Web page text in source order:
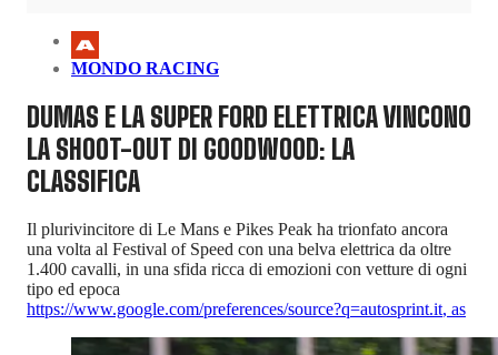
MONDO RACING
DUMAS E LA SUPER FORD ELETTRICA VINCONO
LA SHOOT-OUT DI GOODWOOD: LA
CLASSIFICA
Il plurivincitore di Le Mans e Pikes Peak ha trionfato ancora
una volta al Festival of Speed con una belva elettrica da oltre
1.400 cavalli, in una sfida ricca di emozioni con vetture di ogni
tipo ed epoca
https://www.google.com/preferences/source?q=autosprint.it, as